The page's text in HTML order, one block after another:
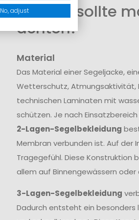
Worauf sollte
achten?
Material
Das Material einer Segeljacke,
Wetterschutz, Atmungsaktivität,
technischen Laminaten mit
schützen. Je nach
2-Lagen-Segelbekleidung
Membran verbunden ist. Auf
Tragegefühl. Diese
allem auf Binnengewässern
3-Lagen-Segelbekleidung
Dadurch entsteht ein
No, adjust